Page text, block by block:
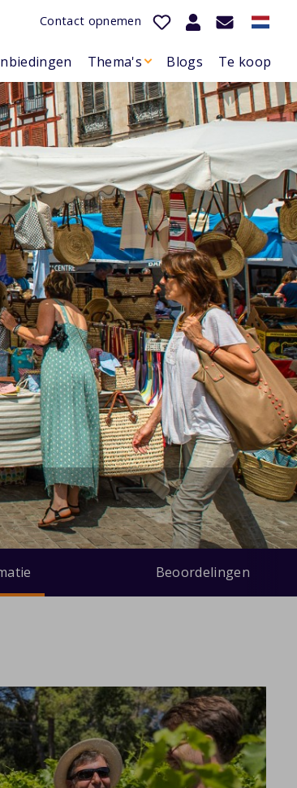
Contact opnemen
Thema's Blogs Te koop
Beoordelingen